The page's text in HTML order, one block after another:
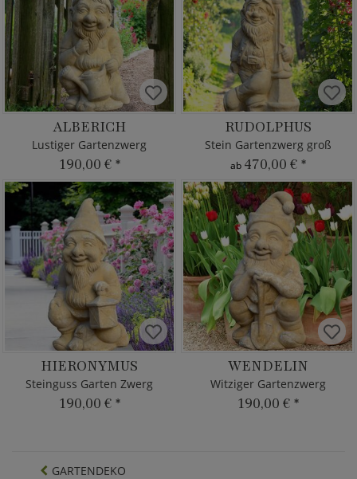
ALBERICH
Lustiger Gartenzwerg
190,00 € *
RUDOLPHUS
Stein Gartenzwerg groß
ab 470,00 € *
HIERONYMUS
Steinguss Garten Zwerg
190,00 € *
WENDELIN
Witziger Gartenzwerg
190,00 € *
GARTENDEKO